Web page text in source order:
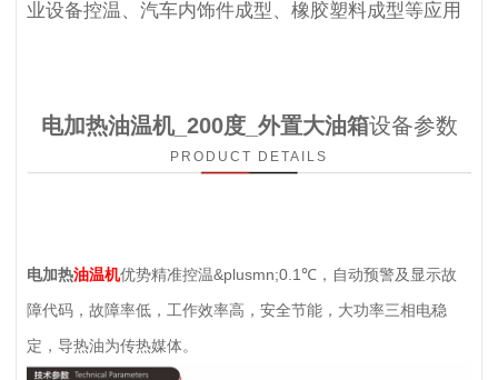
业设备控温、汽车内饰件成型、橡胶塑料成型等应用
电加热油温机_200度_外置大油箱设备参数
PRODUCT DETAILS
电加热油温机优势精准控温&plusmn;0.1℃，自动预警及显示故
障代码，故障率低，工作效率高，安全节能，大功率三相电稳
定，导热油为传热媒体。